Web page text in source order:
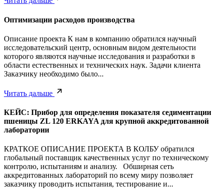
Оптимизации расходов производства
Описание проекта К нам в компанию обратился научный
исследовательский центр, основным видом деятельности
которого являются научные исследования и разработки в
области естественных и технических наук. Задачи клиента
Заказчику необходимо было...
Читать дальше
КЕЙС: Прибор для определения показателя седиментации
пшеницы ZL 120 ERKAYA для крупной аккредитованной
лаборатории
КРАТКОЕ ОПИСАНИЕ ПРОЕКТА В КОЛБУ обратился
глобальный поставщик качественных услуг по техническому
контролю, испытаниям и анализу. Обширная сеть
аккредитованных лабораторий по всему миру позволяет
заказчику проводить испытания, тестирование и...